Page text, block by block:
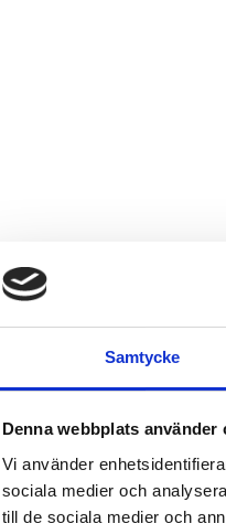
Samtycke
Denna webbplats använder
Vi använder
sociala medier och
till de sociala medier och